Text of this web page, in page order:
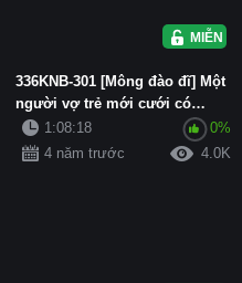
MIỄN PHÍ
336KNB-301 [Mông đào đĩ] Một
người vợ trẻ mới cưới có
khuôn mặt và cặp mông đẹp
nh...
1:08:18
0%
4 năm trước
4.0K